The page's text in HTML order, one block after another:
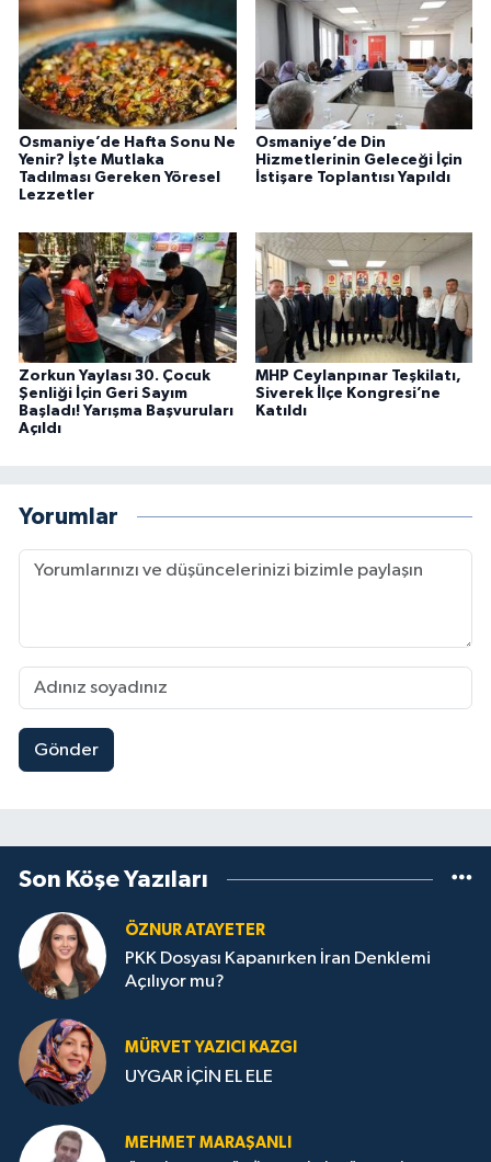
Osmaniye’de Hafta Sonu Ne
Yenir? İşte Mutlaka
Tadılması Gereken Yöresel
Lezzetler
Osmaniye’de Din
Hizmetlerinin Geleceği İçin
İstişare Toplantısı Yapıldı
Zorkun Yaylası 30. Çocuk
Şenliği İçin Geri Sayım
Başladı! Yarışma Başvuruları
Açıldı
MHP Ceylanpınar Teşkilatı,
Siverek İlçe Kongresi’ne
Katıldı
Yorumlar
Gönder
Son Köşe Yazıları
ÖZNUR ATAYETER
PKK Dosyası Kapanırken İran Denklemi
Açılıyor mu?
MÜRVET YAZICI KAZGI
UYGAR İÇİN EL ELE
MEHMET MARAŞANLI